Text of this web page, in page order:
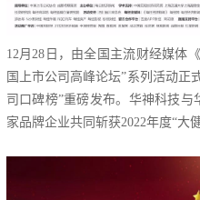
12月28日，由全国主流财经媒体
国上市公司高峰论坛”系列活动正
司口碑榜”重磅发布。华神科技
家品牌企业共同斩获2022年度“大